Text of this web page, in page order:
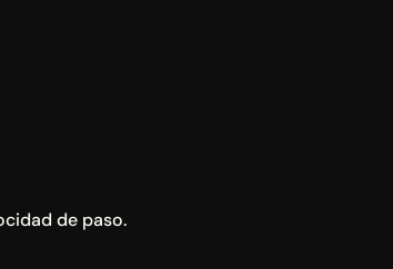
de paso.